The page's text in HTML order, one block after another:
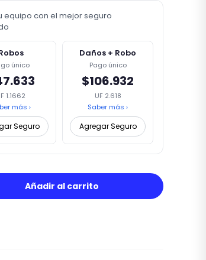
equipo con el mejor seguro
único
1.1662
más ›
Seguro
Daños + Robo
Pago único
$106.932
UF 2.618
Saber más ›
Agregar Seguro
Añadir al carrito